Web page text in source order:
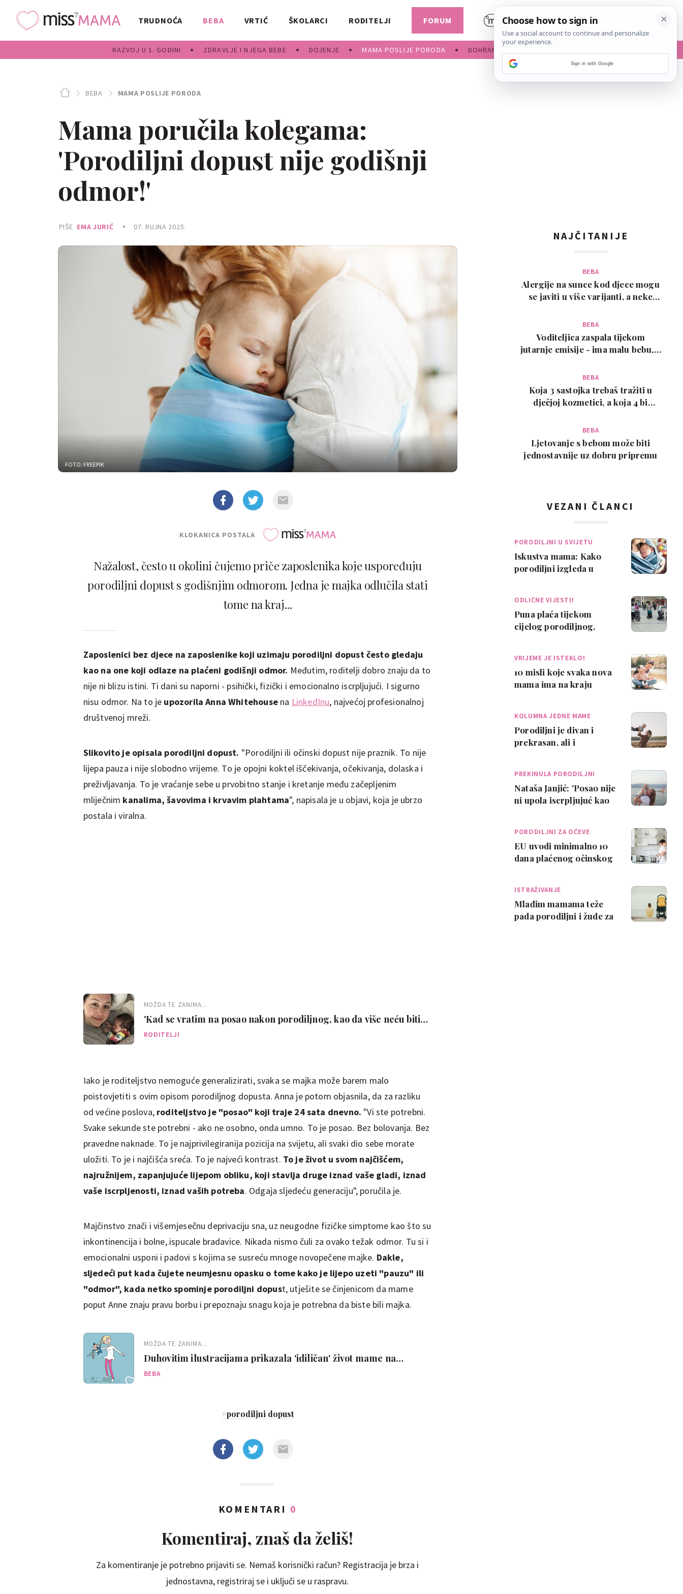
TRUDNOĆA BEBA
RAZVOJ U 1. GODINI ZDRAVLJE I NJEGA BEBE DOJENJE MAMA POSLIJE PORODA DOHRANA
VRTIĆ ŠKOLARCI RODITELJI FORUM
BEBA MAMA POSLIJE PORODA
Mama poručila kolegama:
'Porodiljni dopust nije godišnji
odmor!'
PIŠE EMA JURIĆ 07. RUJNA 2025.
FOTO: FREEPIK
KLOKANICA POSTALA
Nažalost, često u okolini čujemo priče zaposlenika koje uspoređuju
porodiljni dopust s godišnjim odmorom. Jedna je majka odlučila stati
tome na kraj...
Zaposlenici bez djece na zaposlenike koji uzimaju porodiljni dopust često gledaju
kao na one koji odlaze na plaćeni godišnji odmor. Međutim, roditelji dobro znaju da to
nije ni blizu istini. Ti dani su naporni - psihički, fizički i emocionalno iscrpljujući. I sigurno
nisu odmor. Na to je upozorila Anna Whitehousena LinkedInu, najvećoj profesionalnoj
društvenoj mreži.
Slikovito je opisala porodiljni dopust. "Porodiljni ili očinski dopust nije praznik. To nije
lijepa pauza i nije slobodno vrijeme. To je opojni koktel iščekivanja, očekivanja, dolaska i
preživljavanja. To je vraćanje sebe u prvobitno stanje i kretanje među začepljenim
mliječnim kanalima, šavovima i krvavim plahtama", napisala je u objavi, koja je ubrzo
postala i viralna.
MOŽDA TE ZANIMA...
'Kad se vratim na posao nakon porodiljnog, kao da više neću biti
njezina mama'
RODITELJI
Iako je roditeljstvo nemoguće generalizirati, svaka se majka može barem malo
poistovjetiti s ovim opisom porodiljnog dopusta. Anna je potom objasnila, da za razliku
od većine poslova, roditeljstvo je "posao" koji traje 24 sata dnevno. "Vi ste potrebni.
Svake sekunde ste potrebni - ako ne osobno, onda umno. To je posao. Bez bolovanja. Bez
pravedne naknade. To je najprivilegiranija pozicija na svijetu, ali svaki dio sebe morate
uložiti. To je i najčišća sreća. To je najveći kontrast. To je život u svom najčišćem,
najružnijem, zapanjujuće lijepom obliku, koji stavlja druge iznad vaše gladi, iznad
vaše iscrpljenosti, iznad vaših potreba. Odgaja sljedeću generaciju", poručila je.
Majčinstvo znači i višemjesečnu deprivaciju sna, uz neugodne fizičke simptome kao što su
inkontinencija i bolne, ispucale bradavice. Nikada nismo čuli za ovako težak odmor. Tu si i
emocionalni usponi i padovi s kojima se susreću mnoge novopečene majke. Dakle,
sljedeći put kada čujete neumjesnu opasku o tome kako je lijepo uzeti "pauzu" ili
"odmor", kada netko spominje porodiljni dopust, utješite se činjenicom da mame
poput Anne znaju pravu borbu i prepoznaju snagu koja je potrebna da biste bili majka.
MOŽDA TE ZANIMA...
Duhovitim ilustracijama prikazala 'idiličan' život mame na
porodiljnom
BEBA
#porodiljni dopust
KOMENTARI 0
Komentiraj, znaš da želiš!
Za komentiranje je potrebno prijaviti se. Nemaš korisnički račun? Registracija je brza i
jednostavna, registriraj se i uključi se u raspravu.
NAJČITANIJE
BEBA
Alergije na sunce kod djece mogu
se javiti u više varijanti, a neke
BEBA
Voditeljica zaspala tijekom
jutarnje emisije - ima malu bebu, a
BEBA
Koja 3 sastojka trebaš tražiti u
dječjoj kozmetici, a koja 4 bi
BEBA
Ljetovanje s bebom može biti
jednostavnije uz dobru pripremu
VEZANI ČLANCI
PORODILJNI U SVIJETU
Iskustva mama: Kako
porodiljni izgleda u
ODLIČNE VIJESTI!
Puna plaća tijekom
cijelog porodiljnog,
VRIJEME JE ISTEKLO!
10 misli koje svaka nova
mama ima na kraju
KOLUMNA JEDNE MAME
Porodiljni je divan i
prekrasan, ali i
PREKINULA PORODILJNI
Nataša Janjić: 'Posao nije
ni upola iscrpljujuć kao
PORODILJNI ZA OČEVE
EU uvodi minimalno 10
dana plaćenog očinskog
ISTRAŽIVANJE
Mlađim mamama teže
pada porodiljni i žude za
Sign in with Google